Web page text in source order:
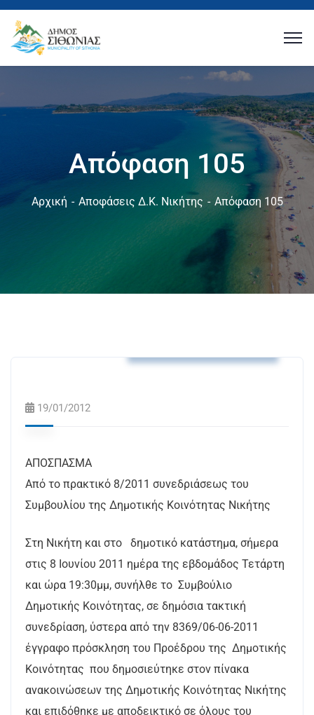
Απόφαση 105
Αρχική Αποφάσεις Δ.Κ. Νικήτης Απόφαση 105
19/01/2012
ΑΠΟΣΠΑΣΜΑ
Από το πρακτικό 8/2011 συνεδριάσεως του
Συμβουλίου της Δημοτικής Κοινότητας Νικήτης
Στη Νικήτη και στο δημοτικό κατάστημα, σήμερα
στις 8 Ιουνίου 2011 ημέρα της εβδομάδος Τετάρτη
και ώρα 19:30μμ, συνήλθε το Συμβούλιο
Δημοτικής Κοινότητας, σε δημόσια τακτική
συνεδρίαση, ύστερα από την 8369/06-06-2011
έγγραφο πρόσκληση του Προέδρου της Δημοτικής
Κοινότητας που δημοσιεύτηκε στον πίνακα
ανακοινώσεων της Δημοτικής Κοινότητας Νικήτης
και επιδόθηκε με αποδεικτικό σε όλους του